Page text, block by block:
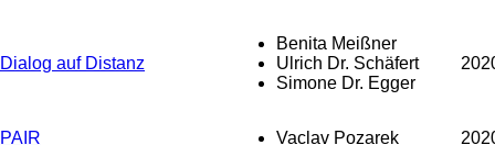
Dialog auf Distanz
Benita Meißner
Ulrich Dr. Schäfert
Simone Dr. Egger
PAIR Vaclav Pozarek